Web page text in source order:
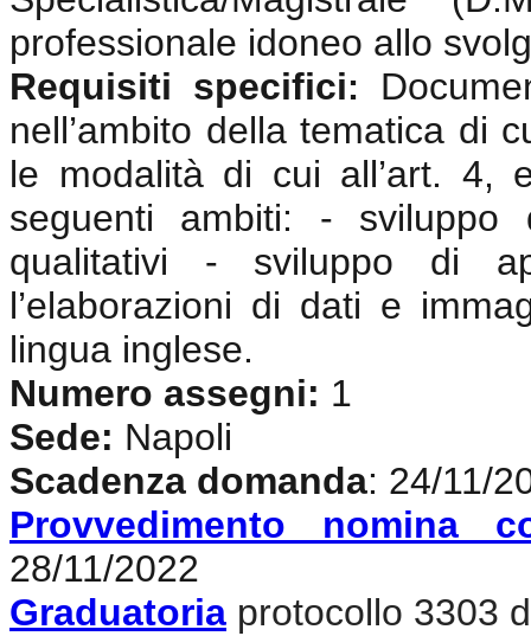
professionale idoneo allo
Requisiti specifici:
nell’ambito della tematica di
le modalità di cui all’art. 4,
seguenti ambiti: - sviluppo
qualitativi - sviluppo di
l’elaborazioni di dati e
lingua inglese.
Numero assegni: 1
Sede: Napoli
Scadenza domanda: 24/11/
Provvedimento nomina
28/11/2022
Graduatoria protocollo 3303